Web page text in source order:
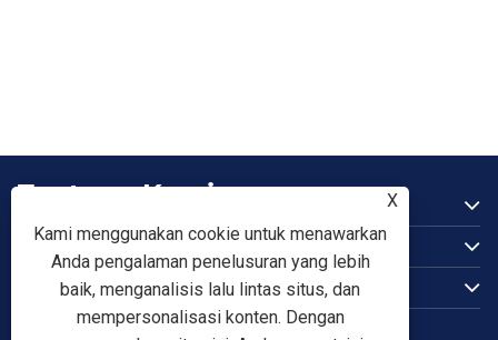
Tentang Kami
Produk
Hubungi kami
IKUTI KAMI
X
Kami menggunakan cookie untuk menawarkan
Anda pengalaman penelusuran yang lebih
baik, menganalisis lalu lintas situs, dan
mempersonalisasi konten. Dengan